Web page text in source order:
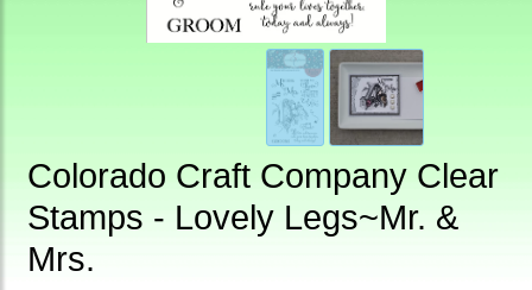
Colorado Craft Company Clear
Stamps - Lovely Legs~Mr. &
Mrs.